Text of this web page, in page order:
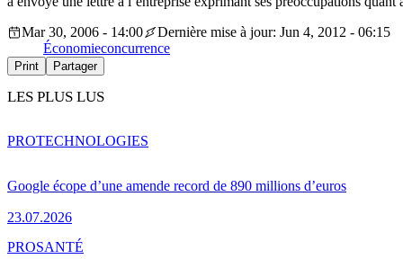
Mar 30, 2006 - 14:00
Dernière mise à jour: Jun 4, 2012 - 06:15
Économieconcurrence
Print Partager
LES PLUS LUS
Google écope d’une amende record de 890 millions d’euros
23.07.2026
PROTECHNOLOGIES
PROSANTÉ